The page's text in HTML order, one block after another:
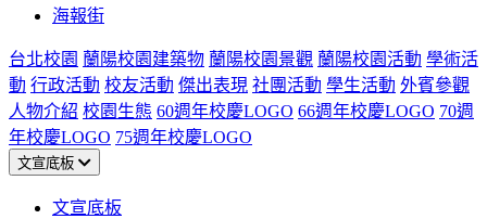
海報街
台北校園 蘭陽校園建築物 蘭陽校園景觀 蘭陽校園活動 學術活
動 行政活動 校友活動 傑出表現 社團活動 學生活動 外賓參觀
人物介紹 校園生態 60週年校慶LOGO 66週年校慶LOGO 70週
年校慶LOGO 75週年校慶LOGO
文宣底板
文宣底板